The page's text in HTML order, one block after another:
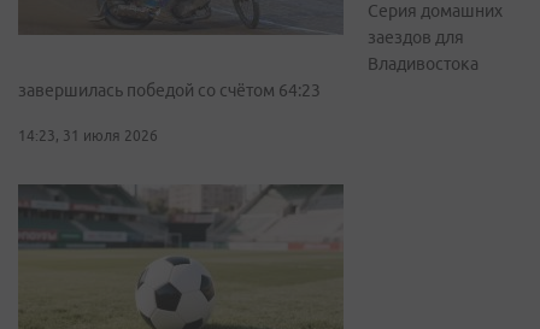
Серия домашних
заездов для
Владивостока
завершилась победой со счётом 64:23
14:23, 31 июля 2026